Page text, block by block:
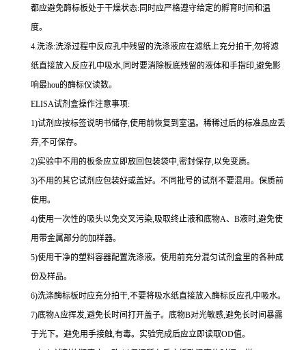
都应避免酶标板处于干燥状态: 同时应严格遵守给定的孵育时间和温
度。
4.洗涤:洗涤过程中反应孔中残留的洗涤液应在滤纸上充分拍干,勿将滤
纸直接放入反应孔中吸水,同时要消除板底残留的液体和手指印,避免影
响最hou的酶标仪读数。
ELISA试剂盒操作注意事项:
1)试剂应按标签说明书储存,使用前恢复到室温。稀稀过后的标准品应丢
弃,不可保存。
2)实验中不用的板条应立即放回包装袋中,密封保存,以免变质。
3)不用的其它试剂应包装好或盖好。不同批号的试剂不要混用。保质前
使用。
4)使用一次性的吸头以免交叉污染,吸取终止液和底物A、 B液时,避免使
用带金属部分的加样器。
5)使用干净的塑料容器配置洗涤液。使用前充分混匀试剂盒里的各种成
份及样品。
6)洗涤酶标板时应充分拍干,不要将吸水纸直接放入酶标反应孔中吸水。
7)底物A应挥发,避免长时间打开盖子。底物B对光敏感,避免长时间暴露
于光下。避免用手接触,有毒。实验完成后应立即读取OD值。